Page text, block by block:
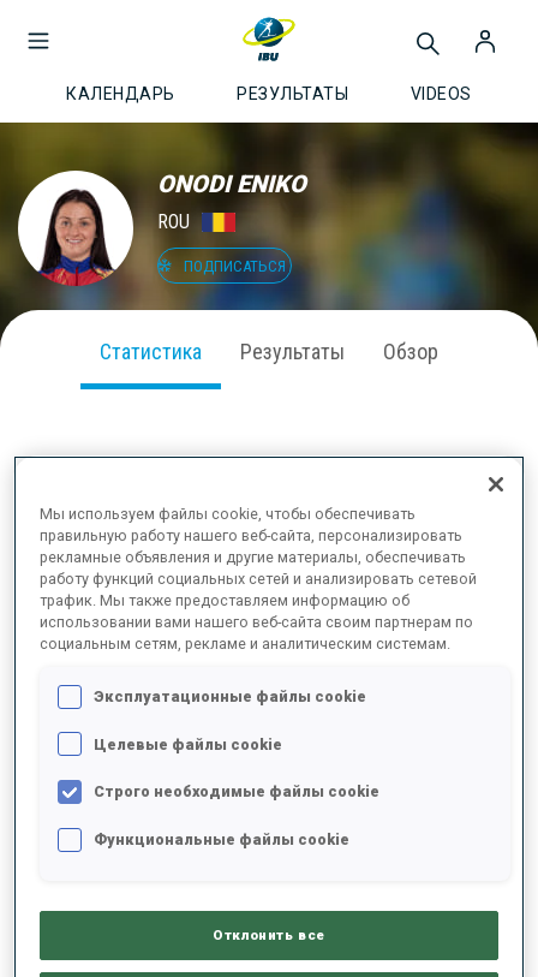
КАЛЕНДАРЬ РЕЗУЛЬТАТЫ VIDEOS
ONODI ENIKO
ROU
ПОДПИСАТЬСЯ
Статистика Результаты Обзор
2024/2025
РЕЗУЛЬТАТЫ - СРЕДНЕЕ ЗНАЧЕНИЕ
ЛЫЖНЫЙ ХОД - ОТСТАВАНИЕ ОТ ЛИДЕРА
Данных нет
Данных нет
СТРЕЛЬБА СТОЯ
Мы используем файлы cookie, чтобы обеспечивать
правильную работу нашего веб-сайта, персонализировать
рекламные объявления и другие материалы, обеспечивать
работу функций социальных сетей и анализировать сетевой
трафик. Мы также предоставляем информацию об
использовании вами нашего веб-сайта своим партнерам по
социальным сетям, рекламе и аналитическим системам.
Эксплуатационные файлы cookie
Целевые файлы cookie
Строго необходимые файлы cookie
Функциональные файлы cookie
Отклонить все